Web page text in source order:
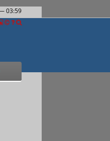
03:59